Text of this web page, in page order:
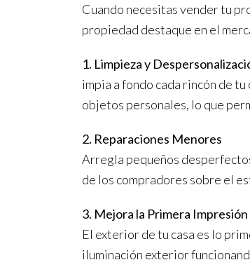
Cuando necesitas vender tu
propiedad destaque en el
1. Limpieza y
impia a fondo cada rincón de
objetos personales, lo que
2. Reparaciones Menores
Arregla pequeños
de los compradores sobre el
3. Mejora la Primera Impresión
El exterior de tu casa es lo
iluminación exterior